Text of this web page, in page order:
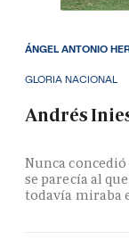
GLORIA NACIONAL
Andrés
Nunca
se parecía al
todavía miraba
ÁNGEL ANTONIO